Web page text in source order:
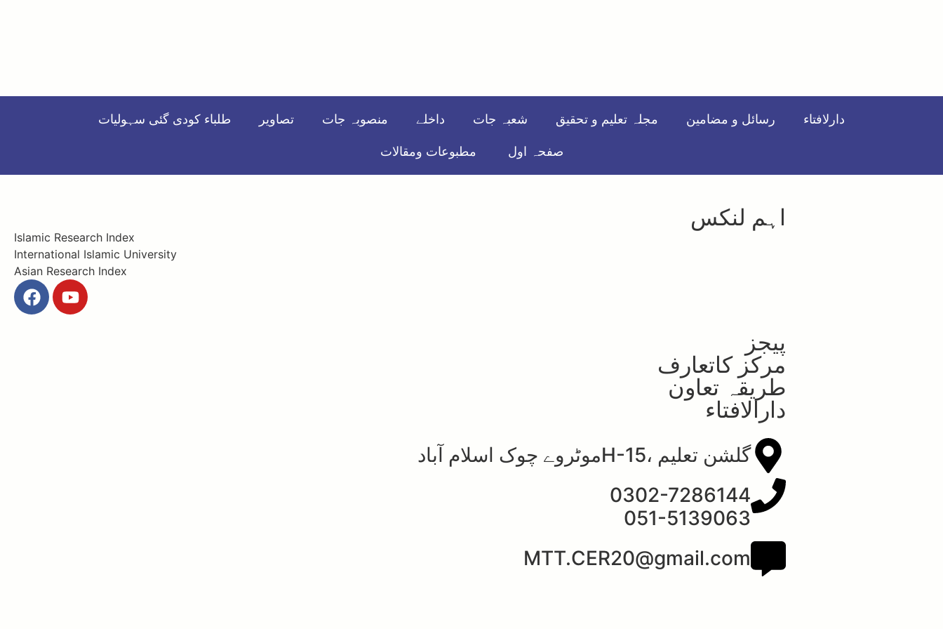
طلباء کودی گئی سہولیات تصاویر منصوبہ جات داخلے شعبہ جات مجلہ تعلیم و تحقیق رسائل و مضامین دارلافتاء
مطبوعات ومقالات صفحہ اول
اہم لنکس
Islamic Research Index
International Islamic University
Asian Research Index
پیجز
مرکز کاتعارف
طریقہ تعاون
دارالافتاء
گلشن تعلیم ،H-15موٹروے چوک اسلام آباد
0302-7286144
051-5139063
MTT.CER20@gmail.com